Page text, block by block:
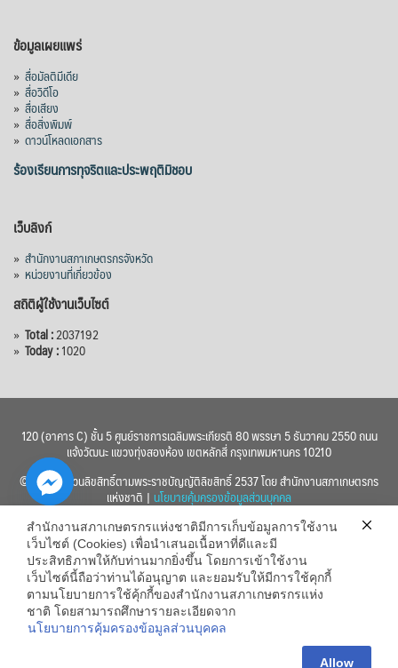
ข้อมูลเผยแพร่
» สื่อมัลติมีเดีย
» สื่อวิดีโอ
» สื่อเสียง
» สื่อสิ่งพิมพ์
» ดาวน์โหลดเอกสาร
ร้องเรียนการทุจริตและประพฤติมิชอบ
เว็บลิงก์
» สำนักงานสภาเกษตรกรจังหวัด
» หน่วยงานที่เกี่ยวข้อง
สถิติผู้ใช้งานเว็บไซต์
» Total :2037192
» Today :1020
120 (อาคาร C) ชั้น 5 ศูนย์ราชการเฉลิมพระเกียรติ 80 พรรษา 5 ธันวาคม 2550 ถนน
แจ้งวัฒนะ แขวงทุ่งสองห้อง เขตหลักสี่ กรุงเทพมหานคร 10210
© 2560 สงวนลิขสิทธิ์ตามพระราชบัญญัติลิขสิทธิ์ 2537 โดย สำนักงานสภาเกษตรกร
แห่งชาติ | นโยบายคุ้มครองข้อมูลส่วนบุคคล
สำนักงานสภาเกษตรกรแห่งชาติมีการเก็บข้อมูลการใช้งาน
เว็บไซต์ (Cookies) เพื่อนำเสนอเนื้อหาที่ดีและมี
ประสิทธิภาพให้กับท่านมากยิ่งขึ้น โดยการเข้าใช้งาน
เว็บไซต์นี้ถือว่าท่านได้อนุญาต และยอมรับให้มีการใช้คุกกี้
ตามนโยบายการใช้คุ้กกี้ของสำนักงานสภาเกษตรกรแห่ง
ชาติ โดยสามารถศึกษารายละเอียดจาก
นโยบายการคุ้มครองข้อมูลส่วนบุคคล
Allow
Hide
chaty